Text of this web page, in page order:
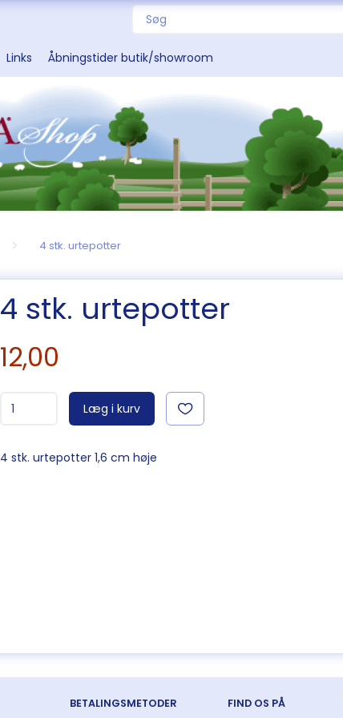
Links Åbningstider butik/showroom
4 stk. urtepotter
4 stk. urtepotter
12,00
Læg i kurv
4 stk. urtepotter 1,6 cm høje
BETALINGSMETODER FIND OS PÅ